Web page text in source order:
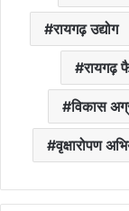
रायगढ़ उद्योग
रायगढ़
विकास
वृक्षारोपण